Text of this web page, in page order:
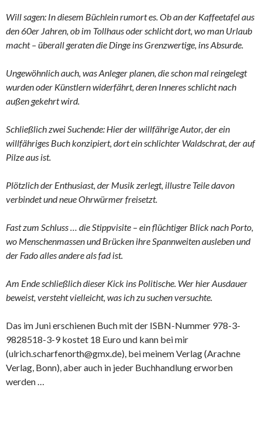
Will sagen: In diesem Büchlein rumort es. Ob an der Kaffeetafel aus
den 60er Jahren, ob im Tollhaus oder schlicht dort, wo man Urlaub
macht – überall geraten die Dinge ins Grenzwertige, ins Absurde.
Ungewöhnlich auch, was Anleger planen, die schon mal reingelegt
wurden oder Künstlern widerfährt, deren Inneres schlicht nach
außen gekehrt wird.
Schließlich zwei Suchende: Hier der willfährige Autor, der ein
willfähriges Buch konzipiert, dort ein schlichter Waldschrat, der auf
Pilze aus ist.
Plötzlich der Enthusiast, der Musik zerlegt, illustre Teile davon
verbindet und neue Ohrwürmer freisetzt.
Fast zum Schluss … die Stippvisite – ein flüchtiger Blick nach Porto,
wo Menschenmassen und Brücken ihre Spannweiten ausleben und
der Fado alles andere als fad ist.
Am Ende schließlich dieser Kick ins Politische. Wer hier Ausdauer
beweist, versteht vielleicht, was ich zu suchen versuchte.
Das im Juni erschienen Buch mit der ISBN-Nummer 978-3-
9828518-3-9 kostet 18 Euro und kann bei mir
(ulrich.scharfenorth@gmx.de), bei meinem Verlag (Arachne
Verlag, Bonn), aber auch in jeder Buchhandlung erworben
werden …